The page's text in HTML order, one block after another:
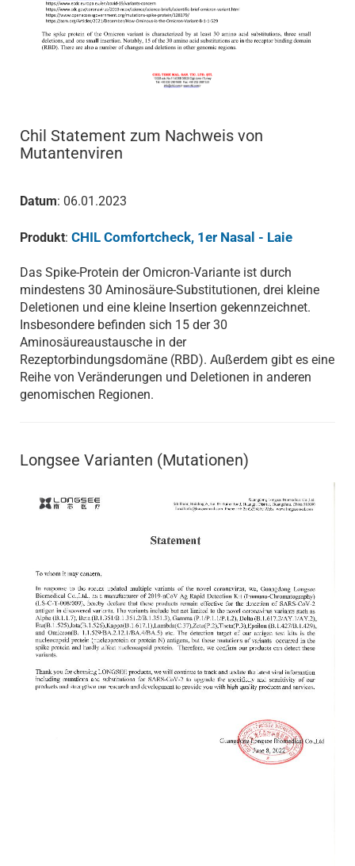
Chil Statement zum Nachweis von
Mutantenviren
Datum: 06.01.2023
Produkt: CHIL Comfortcheck, 1er Nasal - Laie
Das Spike-Protein der Omicron-Variante ist durch
mindestens 30 Aminosäure-Substitutionen, drei kleine
Deletionen und eine kleine Insertion gekennzeichnet.
Insbesondere befinden sich 15 der 30
Aminosäureaustausche in der
Rezeptorbindungsdomäne (RBD). Außerdem gibt es eine
Reihe von Veränderungen und Deletionen in anderen
genomischen Regionen.
Longsee Varianten (Mutationen)